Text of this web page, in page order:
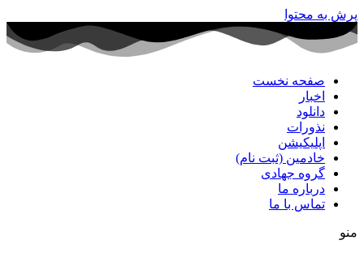
پرش به محتوا
صفحه نخست
اخبار
دانلود
نذورات
اپلیکیشن
خادمین (ثبت نام)
گروه جهادی
درباره ما
تماس با ما
منو